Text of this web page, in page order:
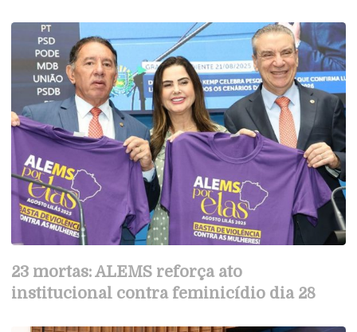
23 mortas: ALEMS reforça ato
institucional contra feminicídio dia 28